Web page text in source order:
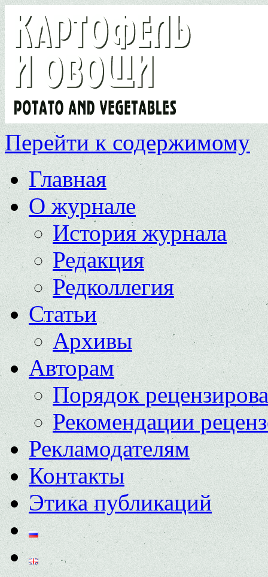
Перейти к содержимому
Главная
О журнале
История журнала
Редакция
Редколлегия
Статьи
Архивы
Авторам
Порядок
Рекомендации
Рекламодателям
Контакты
Этика публикаций